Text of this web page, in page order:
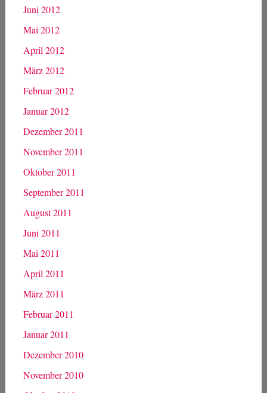
Juni 2012
Mai 2012
April 2012
März 2012
Februar 2012
Januar 2012
Dezember 2011
November 2011
Oktober 2011
September 2011
August 2011
Juni 2011
Mai 2011
April 2011
März 2011
Februar 2011
Januar 2011
Dezember 2010
November 2010